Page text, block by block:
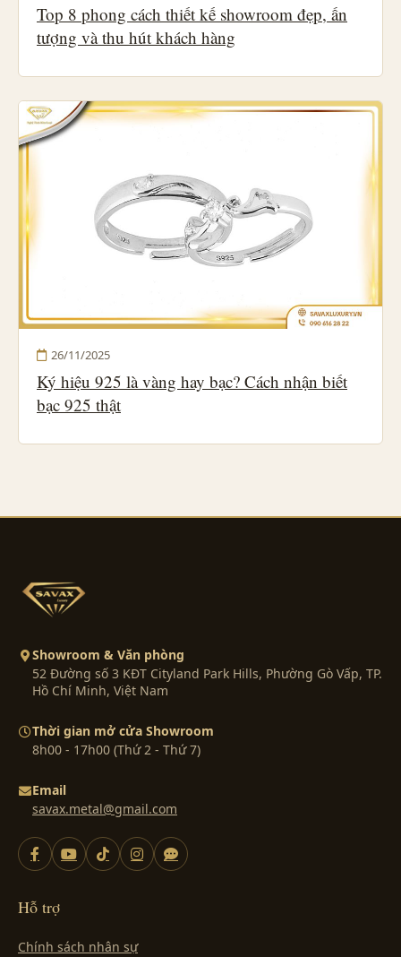
Top 8 phong cách thiết kế showroom đẹp, ấn
tượng và thu hút khách hàng
26/11/2025
Ký hiệu 925 là vàng hay bạc? Cách nhận biết
bạc 925 thật
Showroom & Văn phòng
52 Đường số 3 KĐT Cityland Park Hills, Phường Gò Vấp, TP.
Hồ Chí Minh, Việt Nam
Thời gian mở cửa Showroom
8h00 - 17h00 (Thứ 2 - Thứ 7)
Email
savax.metal@gmail.com
Hỗ trợ
Chính sách nhân sự